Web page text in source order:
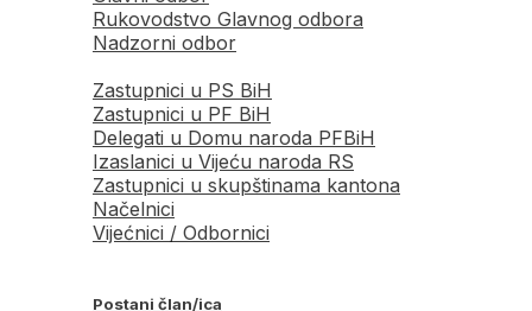
Rukovodstvo Glavnog odbora
Nadzorni odbor
Zastupnici u PS BiH
Zastupnici u PF BiH
Delegati u Domu naroda PFBiH
Izaslanici u Vijeću naroda RS
Zastupnici u skupštinama kantona
Načelnici
Vijećnici / Odbornici
Postani član/ica